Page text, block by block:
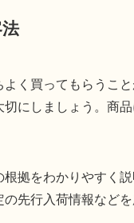
く買ってもらうこ
にしましょう。商
拠をわかりやすく
先行入荷情報など